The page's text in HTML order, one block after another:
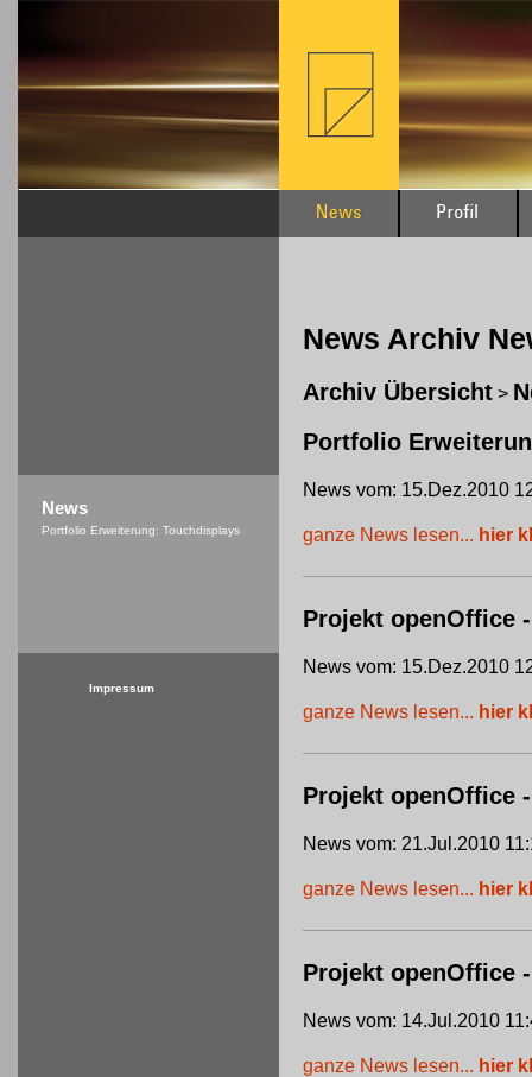
News Archiv
Archiv Übersicht >
Portfolio
News vom: 15.Dez.2010
ganze News lesen... hier
Projekt openOffice
News vom: 15.Dez.2010
ganze News lesen... hier
Projekt openOffice
News vom: 21.Jul.2010
ganze News lesen... hier
Projekt openOffice
News vom: 14.Jul.2010
ganze News lesen... hier
News
Portfolio Erweiterung: Touchdisplays
Impressum